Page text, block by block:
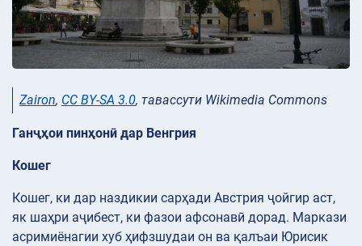
Zairon, CC BY-SA 3.0, тавассути Wikimedia Commons
Ганҷҳои пинҳонӣ дар Венгрия
Кошег
Кошег, ки дар наздикии сарҳади Австрия ҷойгир аст,
як шаҳри аҷибест, ки фазои афсонавӣ дорад. Маркази
асримиёнагии хуб ҳифзшудаи он ва қалъаи Юрисик